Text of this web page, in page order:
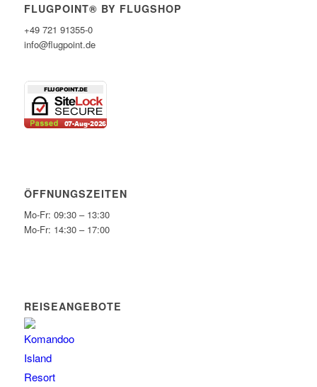
FLUGPOINT® BY FLUGSHOP
+49 721 91355-0
info@flugpoint.de
ÖFFNUNGSZEITEN
Mo-Fr: 09:30 – 13:30
Mo-Fr: 14:30 – 17:00
REISEANGEBOTE